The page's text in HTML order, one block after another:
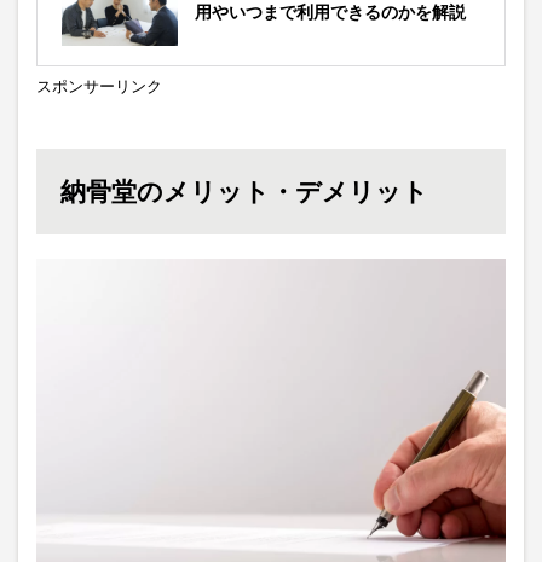
用やいつまで利用できるのかを解説
スポンサーリンク
納骨堂のメリット・デメリット